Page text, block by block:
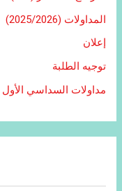
المداولات (2025/2026)
إعلان
توجيه الطلبة
مداولات السداسي الأول (2025/